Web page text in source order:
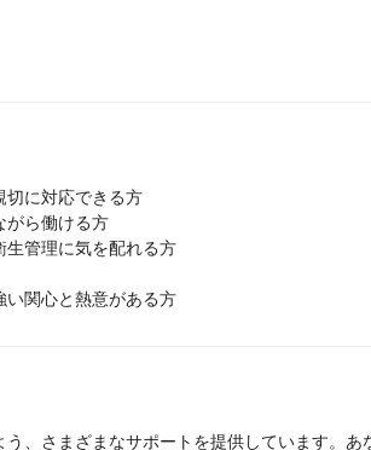
切に対応できる方
がら働ける方
生管理に気を配れる方
い関心と熱意がある方
、さまざまなサポートを提供しています。あ